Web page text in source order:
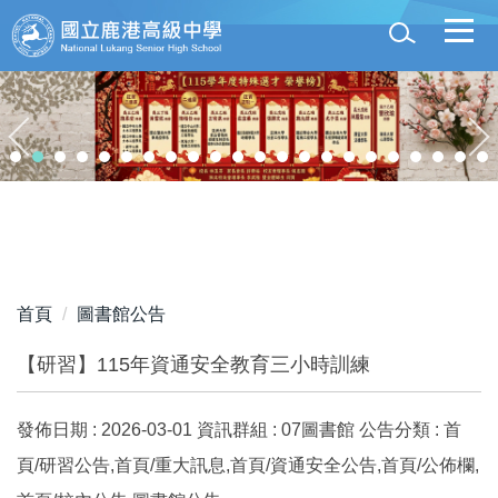
跳
到
主
要
內
容
區
首頁 圖書館公告
【研習】115年資通安全教育三小時訓練
發佈日期 : 2026-03-01 資訊群組 : 07圖書館 公告分類 : 首
頁/研習公告,首頁/重大訊息,首頁/資通安全公告,首頁/公佈欄,